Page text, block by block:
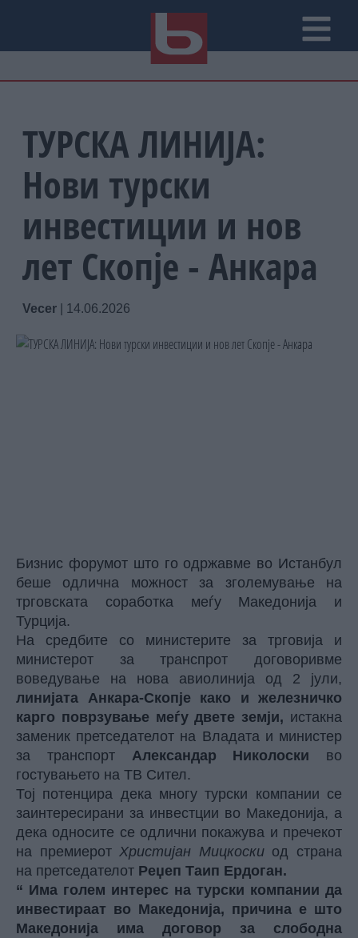
ТУРСКА ЛИНИЈА:
Нови турски
инвестиции и нов
лет Скопје - Анкара
Vecer 14.06.2026
Бизнис форумот што го одржавме во Истанбул
беше одлична можност за зголемување на
трговската соработка меѓу Македонија и
Турција.
На средбите со министерите за трговија и
министерот за транспрот договоривме
воведување на нова авиолинија од 2 јули,
линијата Анкара-Скопје како и железничко
карго поврзување меѓу двете земји, истакна
заменик претседателот на Владата и министер
за транспорт Александар Николоски во
гостувањето на ТВ Сител.
Тој потенцира дека многу турски компании се
заинтересирани за инвестции во Македонија, а
дека односите се одлични покажува и пречекот
на премиеротХристијан Мицкоскиод страна
на претседателот Реџеп Таип Ердоган.
“ Има голем интерес на турски компании да
инвестираат во Македонија, причина е што
Македонија има договор за слободна